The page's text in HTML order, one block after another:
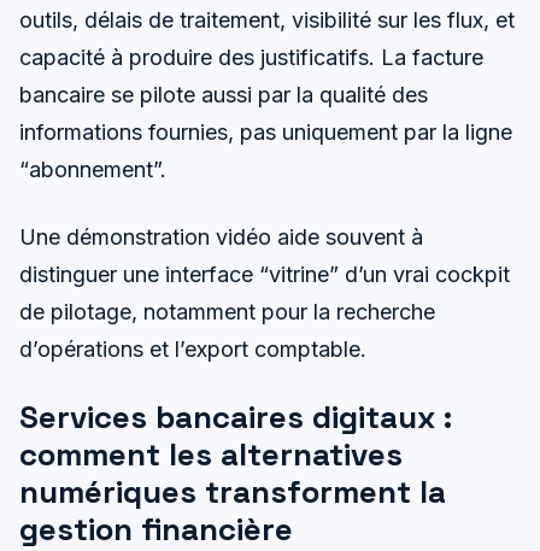
outils, délais de traitement, visibilité sur les flux, et
capacité à produire des justificatifs. La facture
bancaire se pilote aussi par la qualité des
informations fournies, pas uniquement par la ligne
“abonnement”.
Une démonstration vidéo aide souvent à
distinguer une interface “vitrine” d’un vrai cockpit
de pilotage, notamment pour la recherche
d’opérations et l’export comptable.
Services bancaires digitaux :
comment les alternatives
numériques transforment la
gestion financière